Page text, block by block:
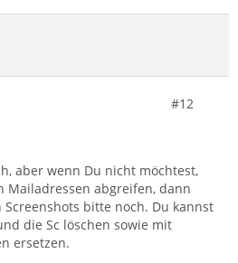
#12
aber wenn Du nicht möchtest,
Mailadressen abgreifen, dann
bitte noch. Du kannst
die Sc löschen sowie mit
ersetzen.